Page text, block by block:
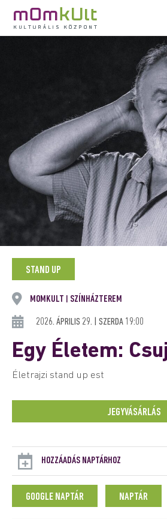
STAND UP
MOMKULT SZÍNHÁZTEREM
2026. ÁPRILIS 29. | SZERDA 19:00
Egy Életem:
Életrajzi stand up est
JEGYVÁSÁRLÁS
HOZZÁADÁS NAPTÁRHOZ
GOOGLE NAPTÁR NAPTÁR